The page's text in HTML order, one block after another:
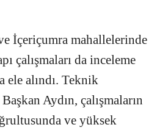
İçeriçumra mahallelerinde
çalışmaları da inceleme
ele alındı. Teknik
Aydın, çalışmaların
ve yüksek